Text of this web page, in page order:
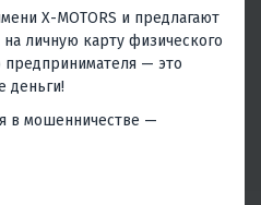
X-MOTORS и предлагают
личную карту физического
предпринимателя — это
деньги!
в мошенничестве —